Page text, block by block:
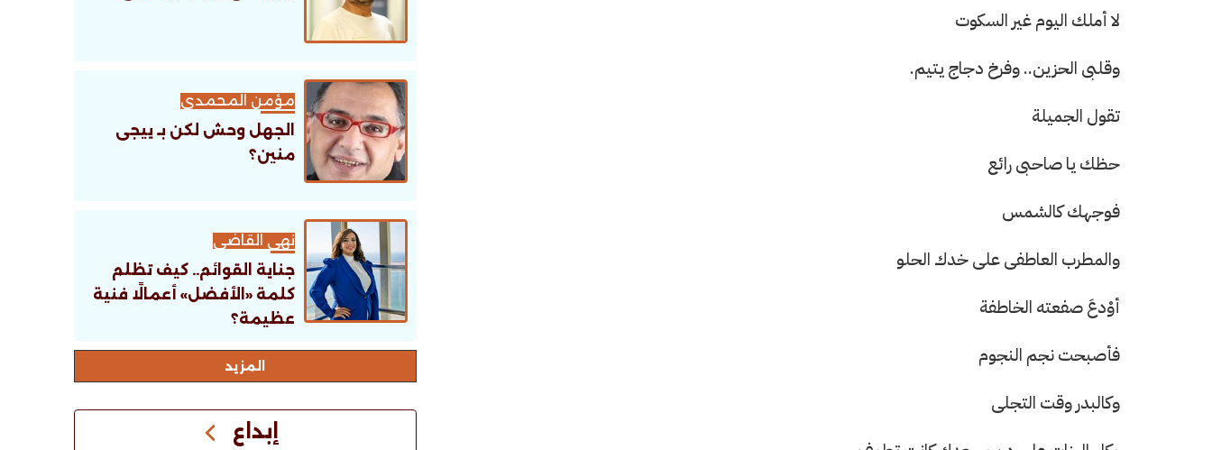
لا أملك اليوم غير السكوت
وقلبى الحزين.. وفرخ دجاج يتيم.
تقول الجميلة
حظك يا صاحبى رائع
فوجهك كالشمس
والمطرب العاطفى على خدك الحلو
أوْدعَ صفعته الخاطفة
فأصبحت نجم النجوم
وكالبدر وقت التجلى
مؤمن المحمدى
الجهل وحش لكن بـ ييجى
منين؟
نهى القاضى
جناية القوائم.. كيف تظلم
كلمة «الأفضل» أعمالًا فنية
عظيمة؟
اﻟﻤﺰﻳﺪ
إبداع